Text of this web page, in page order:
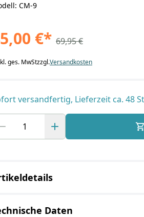
CM-9
€* 69,95 €
ges. MwStzzgl.Versandkosten
versandfertig, Lieferzeit ca. 48
Daten